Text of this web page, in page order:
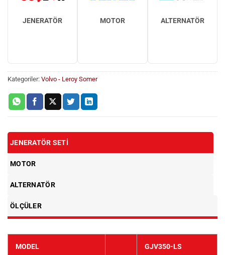
JENERATÖR MOTOR ALTERNATÖR
Kategoriler: Volvo - Leroy Somer
JENERATÖR SETI
MOTOR
ALTERNATÖR
ÖLÇÜLER
MODEL GJV350-LS